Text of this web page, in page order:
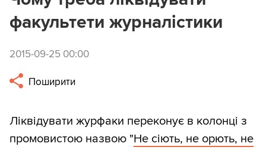
факультети журналістики
2015-09-25 00:00
Поширити
Ліквідувати журфаки переконує в колонці з
промовистою назвою "Не сіють, не орють, не